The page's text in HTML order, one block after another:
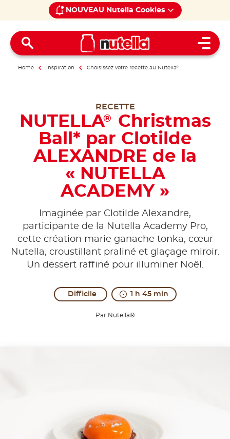
NOUVEAU Nutella Cookies
Open
Home Inspiration Choisissez votre recette au Nutella®
RECETTE
NUTELLA®
Christmas
Ball* par Clotilde
ALEXANDRE de la
« NUTELLA
ACADEMY »
Imaginée par Clotilde Alexandre,
participante de la Nutella Academy Pro,
cette création marie ganache tonka, cœur
Nutella, croustillant praliné et glaçage miroir.
Un dessert raffiné pour illuminer Noël.
Difficile 1 h 45 min
Par Nutella®